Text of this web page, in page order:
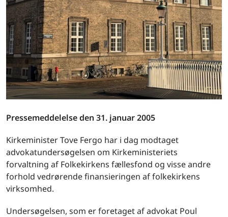
Pressemeddelelse den 31. januar 2005
Kirkeminister Tove Fergo har i dag modtaget
advokatundersøgelsen om Kirkeministeriets
forvaltning af Folkekirkens fællesfond og visse andre
forhold vedrørende finansieringen af folkekirkens
virksomhed.
Undersøgelsen, som er foretaget af advokat Poul